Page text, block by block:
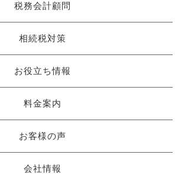
税務会計顧問
相続税対策
お役立ち情報
料金案内
お客様の声
会社情報